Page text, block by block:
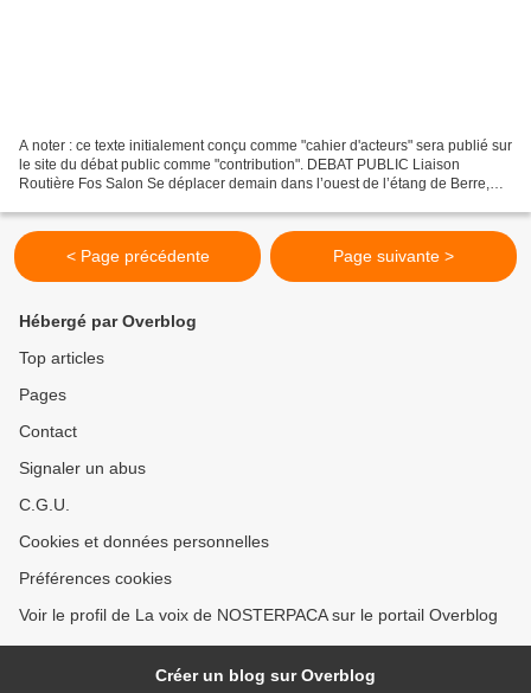
A noter : ce texte initialement conçu comme "cahier d'acteurs" sera publié sur
le site du débat public comme "contribution". DEBAT PUBLIC Liaison
Routière Fos Salon Se déplacer demain dans l’ouest de l’étang de Berre,
< Page précédente Page suivante >
Hébergé par Overblog
Top articles
Pages
Contact
Signaler un abus
C.G.U.
Cookies et données personnelles
Préférences cookies
Voir le profil de La voix de NOSTERPACA sur le portail Overblog
Créer un blog sur Overblog